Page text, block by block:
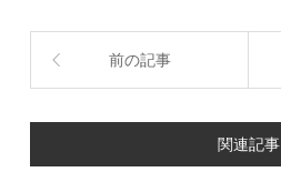
前の記事
関連記事